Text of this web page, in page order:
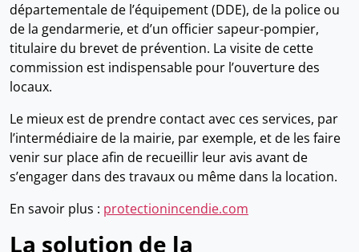
départementale de l’équipement (DDE), de la police ou
de la gendarmerie, et d’un officier sapeur-pompier,
titulaire du brevet de prévention. La visite de cette
commission est indispensable pour l’ouverture des
locaux.
Le mieux est de prendre contact avec ces services, par
l’intermédiaire de la mairie, par exemple, et de les faire
venir sur place afin de recueillir leur avis avant de
s’engager dans des travaux ou même dans la location.
En savoir plus : protectionincendie.com
La solution de la